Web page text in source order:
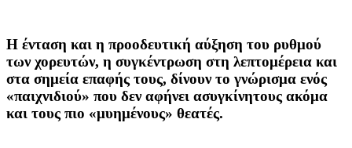
Η ένταση και η προοδευτική αύξηση του ρυθμού
των χορευτών, η συγκέντρωση στη λεπτομέρεια και
στα σημεία επαφής τους, δίνουν το γνώρισμα ενός
«παιχνιδιού» που δεν αφήνει ασυγκίνητους ακόμα
και τους πιο «μυημένους» θεατές.